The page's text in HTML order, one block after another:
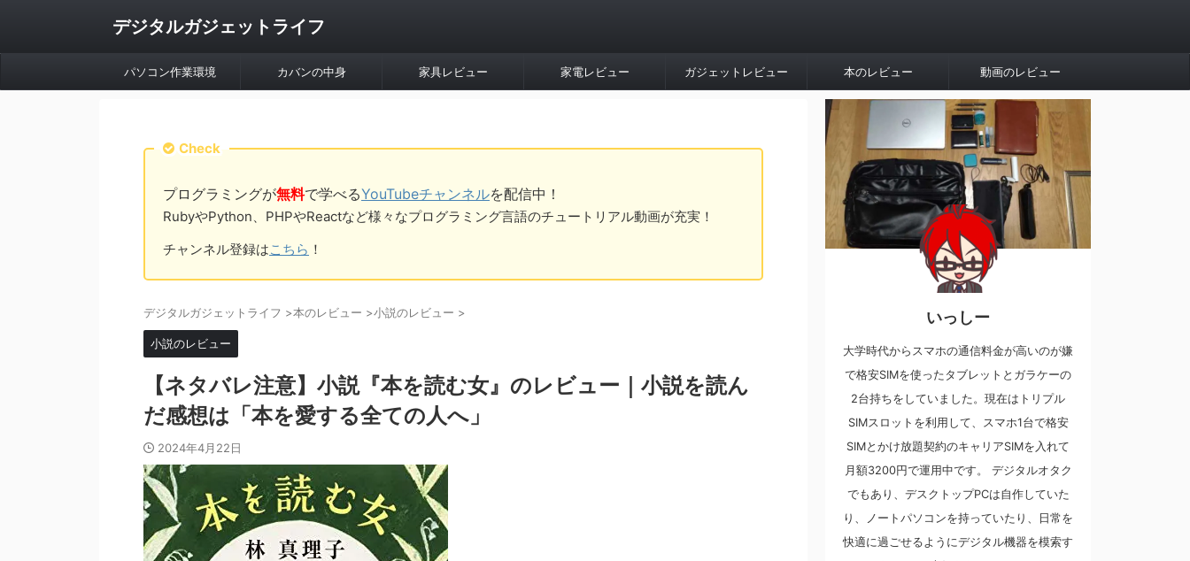
デジタルガジェットライフ
パソコン作業環境 カバンの中身 家具レビュー 家電レビュー ガジェットレビュー 本のレビュー 動画のレビュー
Check
プログラミングが無料で学べるYouTubeチャンネルを配信中！
RubyやPython、PHPやReactなど様々なプログラミング言語のチュートリアル動画が充実！
チャンネル登録はこちら ！
デジタルガジェットライフ >本のレビュー >小説のレビュー >
小説のレビュー
【ネタバレ注意】小説『本を読む女』のレビュー｜小説を読ん
だ感想は「本を愛する全ての人へ」
2024年4月22日
いっしー
大学時代からスマホの通信料金が高いのが嫌
で格安SIMを使ったタブレットとガラケーの
2台持ちをしていました。現在はトリプル
SIMスロットを利用して、スマホ1台で格安
SIMとかけ放題契約のキャリアSIMを入れて
月額3200円で運用中です。 デジタルオタク
でもあり、デスクトップPCは自作していた
り、ノートパソコンを持っていたり、日常を
快適に過ごせるようにデジタル機器を模索す